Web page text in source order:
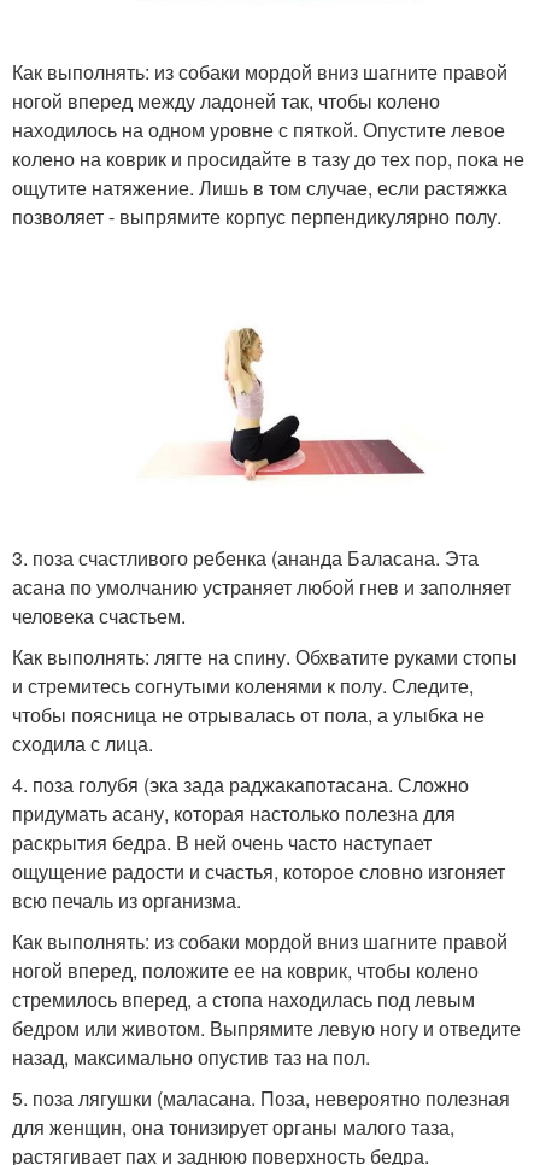
Как выполнять: из собаки мордой вниз шагните правой
ногой вперед между ладоней так, чтобы колено
находилось на одном уровне с пяткой. Опустите левое
колено на коврик и просидайте в тазу до тех пор, пока не
ощутите натяжение. Лишь в том случае, если растяжка
позволяет - выпрямите корпус перпендикулярно полу.
3. поза счастливого ребенка (ананда Баласана. Эта
асана по умолчанию устраняет любой гнев и заполняет
человека счастьем.
Как выполнять: лягте на спину. Обхватите руками стопы
и стремитесь согнутыми коленями к полу. Следите,
чтобы поясница не отрывалась от пола, а улыбка не
сходила с лица.
4. поза голубя (эка зада раджакапотасана. Сложно
придумать асану, которая настолько полезна для
раскрытия бедра. В ней очень часто наступает
ощущение радости и счастья, которое словно изгоняет
всю печаль из организма.
Как выполнять: из собаки мордой вниз шагните правой
ногой вперед, положите ее на коврик, чтобы колено
стремилось вперед, а стопа находилась под левым
бедром или животом. Выпрямите левую ногу и отведите
назад, максимально опустив таз на пол.
5. поза лягушки (маласана. Поза, невероятно полезная
для женщин, она тонизирует органы малого таза,
растягивает пах и заднюю поверхность бедра.